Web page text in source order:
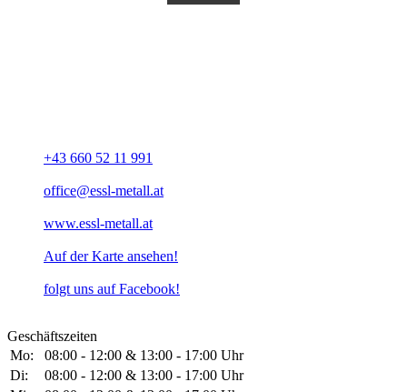
+43 660 52 11 991
office@essl-metall.at
www.essl-metall.at
Auf der Karte ansehen!
folgt uns auf Facebook!
Geschäftszeiten
Mo:
08:00 - 12:00 & 13:00 - 17:00 Uhr
Di:
08:00 - 12:00 & 13:00 - 17:00 Uhr